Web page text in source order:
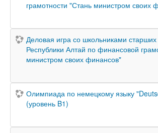
грамотности "Стань министром своих
Деловая игра со школьниками старших
Республики Алтай по финансовой
министром своих финансов"
Олимпиада по немецкому языку
(уровень B1)